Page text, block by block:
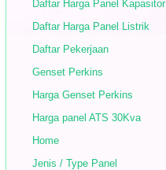
Daftar Harga Panel Kapasitor
Daftar Harga Panel Listrik
Daftar Pekerjaan
Genset Perkins
Harga Genset Perkins
Harga panel ATS 30Kva
Home
Jenis / Type Panel